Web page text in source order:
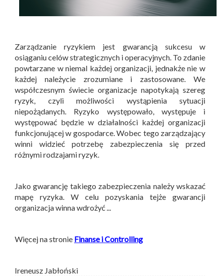
Zarządzanie ryzykiem jest gwarancją sukcesu w
osiąganiu celów strategicznych i operacyjnych. To zdanie
powtarzane w niemal każdej organizacji, jednakże nie w
każdej należycie zrozumiane i zastosowane. We
współczesnym świecie organizacje napotykają szereg
ryzyk, czyli możliwości wystąpienia sytuacji
niepożądanych. Ryzyko występowało, występuje i
występować będzie w działalności każdej organizacji
funkcjonującej w gospodarce. Wobec tego zarządzający
winni widzieć potrzebę zabezpieczenia się przed
różnymi rodzajami ryzyk.
Jako gwarancję takiego zabezpieczenia należy wskazać
mapę ryzyka. W celu pozyskania tejże gwarancji
organizacja winna wdrożyć ...
Więcej na stronie Finanse i Controlling
Ireneusz Jabłoński